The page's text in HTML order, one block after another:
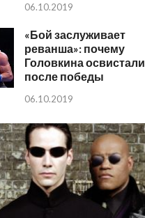
06.10.2019
«Бой заслуживает
реванша»: почему
Головкина освистали
после победы
06.10.2019